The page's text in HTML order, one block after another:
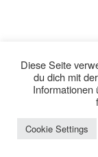
Diese Seite
du dich mit
Informationen
Cookie Settings